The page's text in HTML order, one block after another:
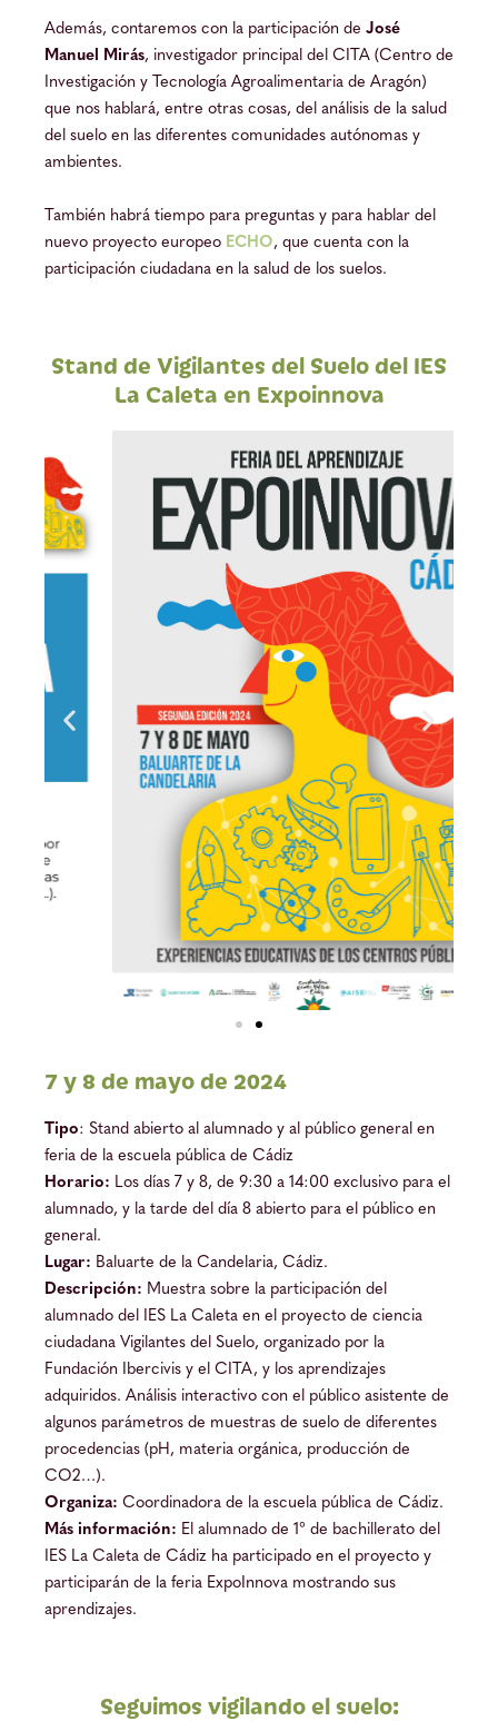
Además, contaremos con la participación de José
Manuel Mirás, investigador principal del CITA (Centro de
Investigación y Tecnología Agroalimentaria de Aragón)
que nos hablará, entre otras cosas, del análisis de la salud
del suelo en las diferentes comunidades autónomas y
ambientes.
También habrá tiempo para preguntas y para hablar del
nuevo proyecto europeo ECHO, que cuenta con la
participación ciudadana en la salud de los suelos.
Stand de Vigilantes del Suelo del IES
La Caleta en Expoinnova
7 y 8 de mayo de 2024
Tipo: Stand abierto al alumnado y al público general en
feria de la escuela pública de Cádiz
Horario: Los días 7 y 8, de 9:30 a 14:00 exclusivo para el
alumnado, y la tarde del día 8 abierto para el público en
general.
Lugar: Baluarte de la Candelaria, Cádiz.
Descripción: Muestra sobre la participación del
alumnado del IES La Caleta en el proyecto de ciencia
ciudadana Vigilantes del Suelo, organizado por la
Fundación Ibercivis y el CITA, y los aprendizajes
adquiridos. Análisis interactivo con el público asistente de
algunos parámetros de muestras de suelo de diferentes
procedencias (pH, materia orgánica, producción de
CO2…).
Organiza: Coordinadora de la escuela pública de Cádiz.
Más información: El alumnado de 1° de bachillerato del
IES La Caleta de Cádiz ha participado en el proyecto y
participarán de la feria ExpoInnova mostrando sus
aprendizajes.
Seguimos vigilando el suelo: